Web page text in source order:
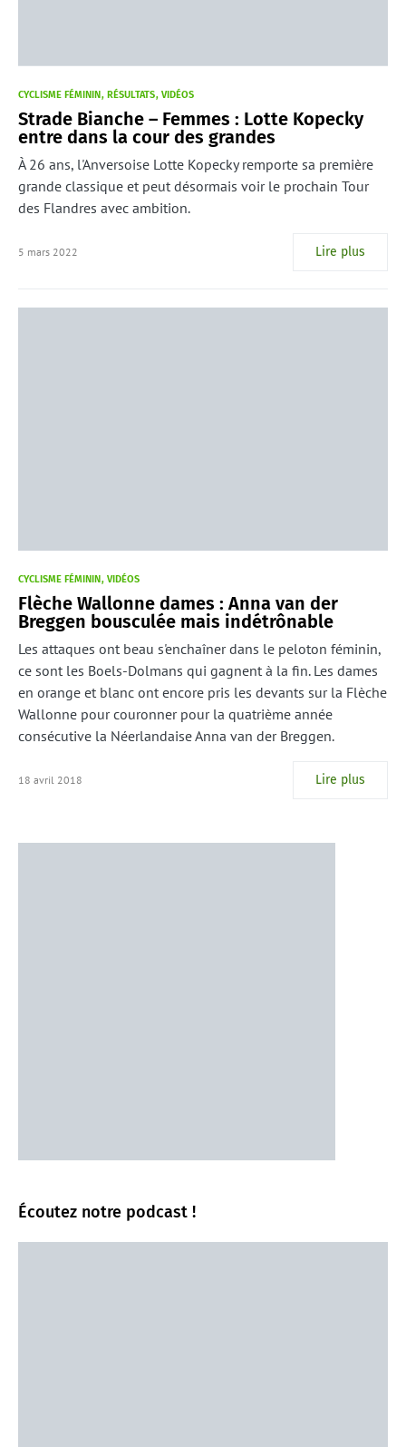
CYCLISME FÉMININ RÉSULTATS VIDÉOS
Strade Bianche – Femmes : Lotte Kopecky
entre dans la cour des grandes
À 26 ans, l'Anversoise Lotte Kopecky remporte sa première
grande classique et peut désormais voir le prochain Tour
des Flandres avec ambition.
5 mars 2022 Lire plus
CYCLISME FÉMININ VIDÉOS
Flèche Wallonne dames : Anna van der
Breggen bousculée mais indétrônable
Les attaques ont beau s'enchaîner dans le peloton féminin,
ce sont les Boels-Dolmans qui gagnent à la fin. Les dames
en orange et blanc ont encore pris les devants sur la Flèche
Wallonne pour couronner pour la quatrième année
consécutive la Néerlandaise Anna van der Breggen.
18 avril 2018 Lire plus
Écoutez notre podcast !